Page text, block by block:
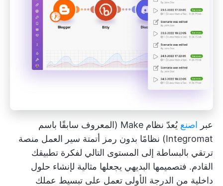
عبر اصنع
يُعدّ نظام Make (المعروف سابقًا باسم
Integromat) نظامًا بدون رمز
أتمتة سير العمل منصة
ترتقي بالبساطة إلى المستوى التالي لفكرة تطبيقك
القادم. فتصميمها البديهي يجعلها مثالية لإنشاء حلول
داخلية من الدرجة الأولى تعمل على تبسيط عملك